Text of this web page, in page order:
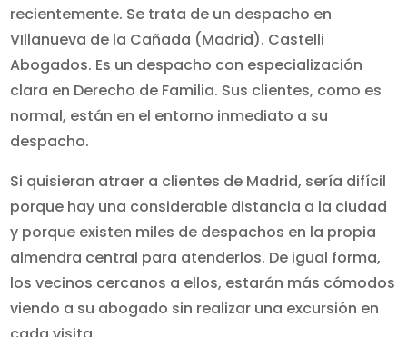
recientemente. Se trata de un despacho en
VIllanueva de la Cañada (Madrid). Castelli
Abogados. Es un despacho con especialización
clara en Derecho de Familia. Sus clientes, como es
normal, están en el entorno inmediato a su
despacho.
Si quisieran atraer a clientes de Madrid, sería difícil
porque hay una considerable distancia a la ciudad
y porque existen miles de despachos en la propia
almendra central para atenderlos. De igual forma,
los vecinos cercanos a ellos, estarán más cómodos
viendo a su abogado sin realizar una excursión en